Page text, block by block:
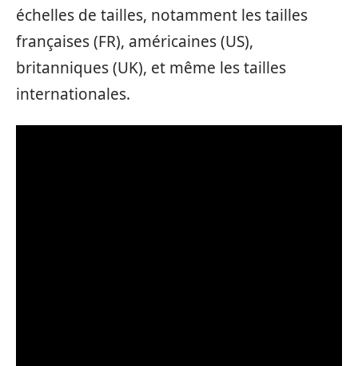
échelles de tailles, notamment les tailles
françaises (FR), américaines (US),
britanniques (UK), et même les tailles
internationales.